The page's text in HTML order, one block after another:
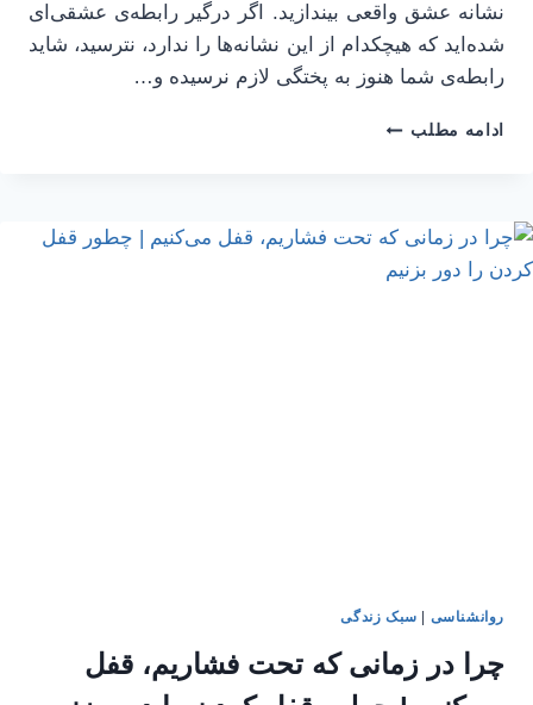
نشانه عشق واقعی بیندازید. اگر درگیر رابطه‌ی عشقی‌ای
شده‌اید که هیچکدام از این نشانه‌ها را ندارد، نترسید، شاید
رابطه‌ی شما هنوز به پختگی لازم نرسیده و…
ادامه مطلب ده
چیست
روانشناسی سبک زندگی
چرا در زمانی که تحت فشاریم، قفل